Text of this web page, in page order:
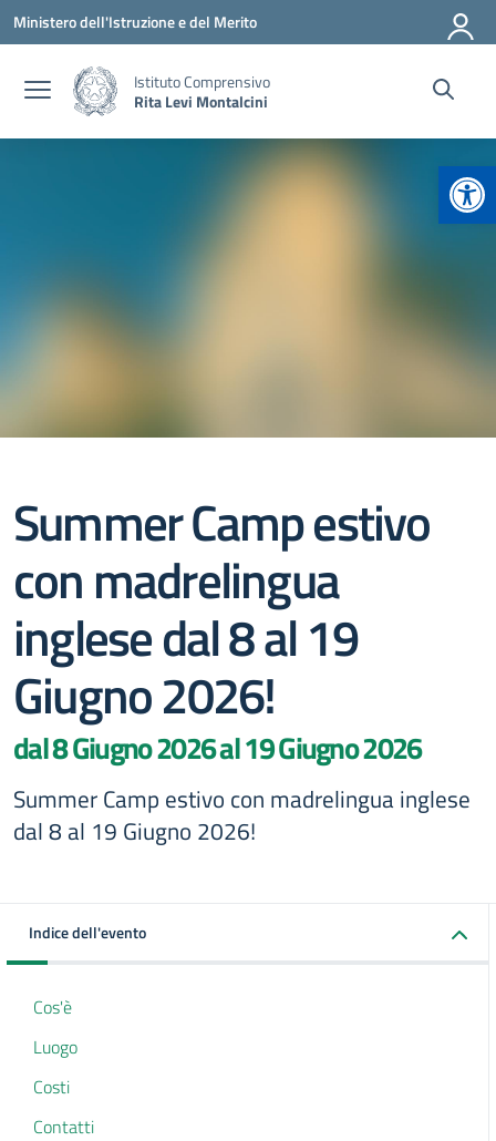
Vai ai contenuti
Vai al menu di navigazione
Vai al footer
Ministero dell'Istruzione e del Merito
Istituto Comprensivo
Rita Levi Montalcini
Summer Camp estivo
con madrelingua
inglese dal 8 al 19
Giugno 2026!
dal 8 Giugno 2026 al 19 Giugno 2026
Summer Camp estivo con madrelingua inglese
dal 8 al 19 Giugno 2026!
Indice dell'evento
Cos'è
Luogo
Costi
Contatti